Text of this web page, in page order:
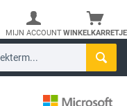
WINKELKARRETJE
MIJN ACCOUNT